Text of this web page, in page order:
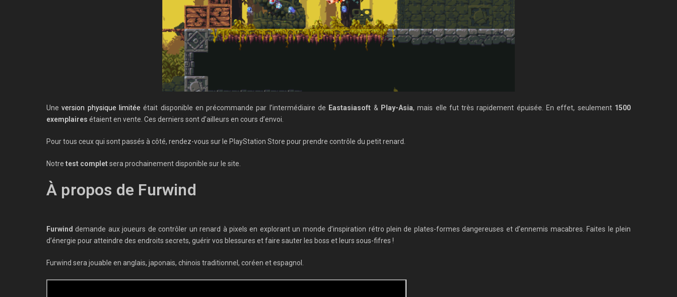
Uneversion physique limitée était disponible en précommande par l’intermédiaire de Eastasiasoft & Play-Asia, mais elle fut très rapidement épuisée. En effet, seulement 1500
exemplaires étaient en vente. Ces derniers sont d’ailleurs en cours d’envoi.
Pour tous ceux qui sont passés à côté, rendez-vous sur le PlayStation Store pour prendre contrôle du petit renard.
Notre test completsera prochainement disponible sur le site.
À propos de Furwind
Furwind demande aux joueurs de contrôler un renard à pixels en explorant un monde d’inspiration rétro plein de plates-formes dangereuses et d’ennemis macabres. Faites le plein
d’énergie pour atteindre des endroits secrets, guérir vos blessures et faire sauter les boss et leurs sous-fifres !
Furwind sera jouable en anglais, japonais, chinois traditionnel, coréen et espagnol.